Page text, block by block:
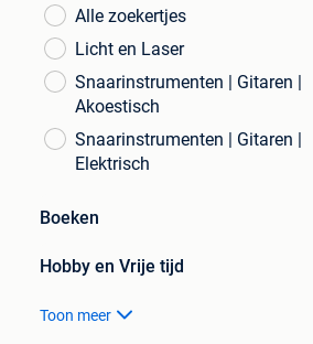
Alle zoekertjes
Licht en Laser
Snaarinstrumenten | Gitaren |
Akoestisch
Snaarinstrumenten | Gitaren |
Elektrisch
Boeken
Hobby en Vrije tijd
Toon meer